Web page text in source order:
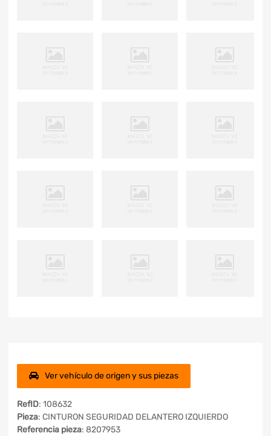
Ver vehículo de origen y sus piezas
RefID: 108632
Pieza: CINTURON SEGURIDAD DELANTERO IZQUIERDO
Referencia pieza: 8207953